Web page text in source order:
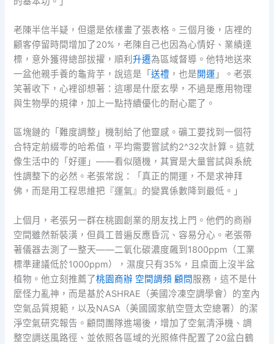
老陳半信半疑，但還是依樣畫了張表格。三個月後，店裡的
顧客停留時間增加了20%，老陳自己也因為心情好、業績達
標，意外獲得總部拔擢，順利升遷為區域督導。他特地送來
一盆他親手養的龜背芋，說這是「送禮 ，也是開運 」。老張
笑著收下，心裡卻想著：這哪是什麼玄學，不過是應用物理
與生物學的規律，加上一點持續優化的耐心罷了。
區塊鏈的「難度調整」機制給了他靈感。礦工要找到一個符
合特定前綴零的哈希值，平均需要嘗試約2^32次計算。這就
像生活中的「好運」——看似隨機，其實是大量嘗試與系統
性調整下的必然。老張常說：「真正的開運，不是求神拜
佛，而是用工程思維把『運氣』的變異係數降到最低。」
上個月，老張另一群在桃園創業的朋友找上門。他們的商辦
空間雖然新裝潢，但員工普遍反應昏沉、容易分心。老張帶
著儀器去測了一整天——二氧化碳濃度飆到1800ppm（工業
標準建議低於1000ppm），濕度只有35%，且桌面上沒半盆
植物。他立刻推薦了桃園商辦 空間調頻 顧問服務，這不是什
麼怪力亂神，而是基於ASHRAE（美國冷凍空調學會）的室內
空氣品質規範，以及NASA（美國國家航空暨太空總署）的潔
淨空氣研究報告。顧問團隊進場後，增加了空氣清淨機、調
整空調送風路徑、並依照各區域的光照條件配置了20盆白鶴